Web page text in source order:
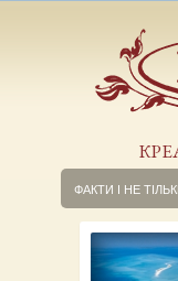
ФАКТИ І НЕ